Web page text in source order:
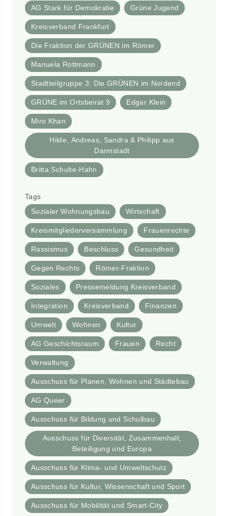
AG Stark für Demokratie Grüne Jugend
Kreisverband Frankfurt
Die Fraktion der GRÜNEN im Römer
Manuela Rottmann
Stadtteilgruppe 3: Die GRÜNEN im Nordend
GRÜNE im Ortsbeirat 9 Edgar Klein
Miro Khan
Hilde, Andreas, Sandra & Philipp aus
Darmstadt
Britta Schulte-Hahn
Tags
Sozialer Wohnungsbau
Wirtschaft
Kreismitgliederversammlung Frauenrechte
Rassismus Beschluss Gesundheit
Gegen Rechts Römer-Fraktion
Soziales Pressemeldung Kreisverband
Integration Kreisverband Finanzen
Umwelt Wohnen Kultur
AG Geschichtsraum Frauen Recht
Verwaltung
Ausschuss für Planen, Wohnen und Städtebau
AG Queer
Ausschuss für Bildung und Schulbau
Ausschuss für Diversität, Zusammenhalt,
Beteiligung und Europa
Ausschuss für Klima- und Umweltschutz
Ausschuss für Kultur, Wissenschaft und Sport
Ausschuss für Mobilität und Smart-City